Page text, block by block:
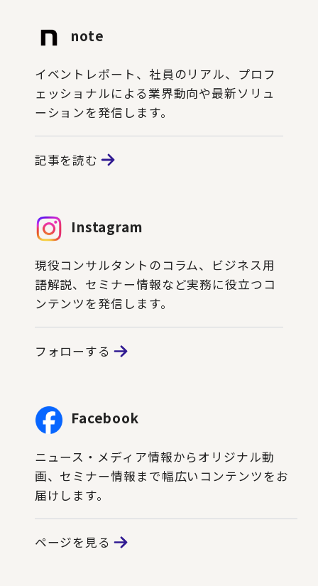
note
イベントレポート、社員のリアル、プロフ
ェッショナルによる業界動向や最新ソリュ
ーションを発信します。
記事を読む
Instagram
現役コンサルタントのコラム、ビジネス用
語解説、セミナー情報など実務に役立つコ
ンテンツを発信します。
フォローする
Facebook
ニュース・メディア情報からオリジナル動
画、セミナー情報まで幅広いコンテンツをお
届けします。
ページを見る